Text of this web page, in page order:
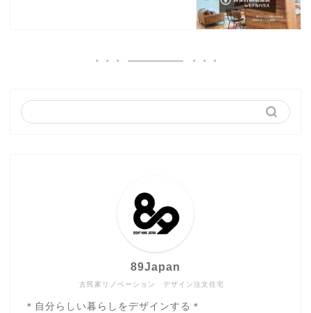
古民家リノベーション デザイン注文住宅
89Japan
＊自分らしい暮らしをデザインする＊